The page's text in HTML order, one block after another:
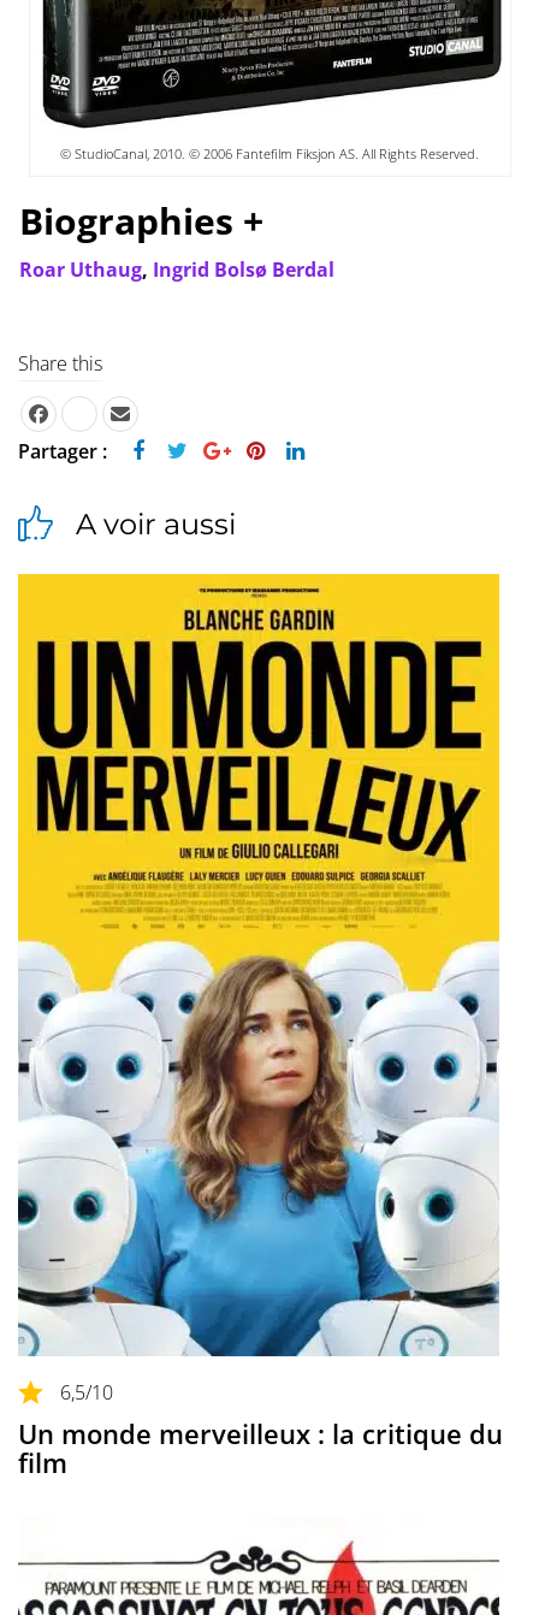
© StudioCanal, 2010. © 2006 Fantefilm Fiksjon AS. All Rights Reserved.
Biographies +
Roar Uthaug, Ingrid Bolsø Berdal
Share this
Partager :
A voir aussi
6,5/10
Un monde merveilleux : la critique du
film